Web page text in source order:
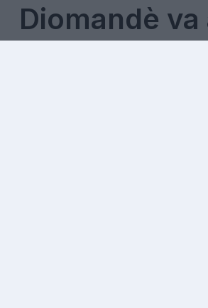
Diomandè
l'acquisto